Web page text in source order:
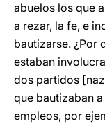
abuelos los que
a rezar, la fe, e
bautizarse. ¿Por
estaban
dos partidos
que bautizaban
empleos, por